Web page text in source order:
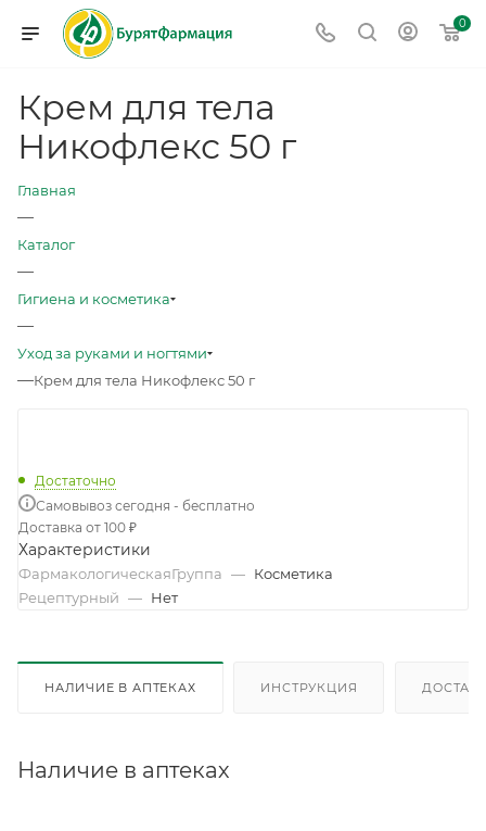
0
Крем для тела
Никофлекс 50 г
Главная
—
Каталог
—
Гигиена и косметика
—
Уход за руками и ногтями
—Крем для тела Никофлекс 50 г
Достаточно
Самовывоз сегодня - бесплатно
Доставка от 100 ₽
Характеристики
ФармакологическаяГруппа — Косметика
Рецептурный — Нет
НАЛИЧИЕ В АПТЕКАХ ИНСТРУКЦИЯ
Наличие в аптеках